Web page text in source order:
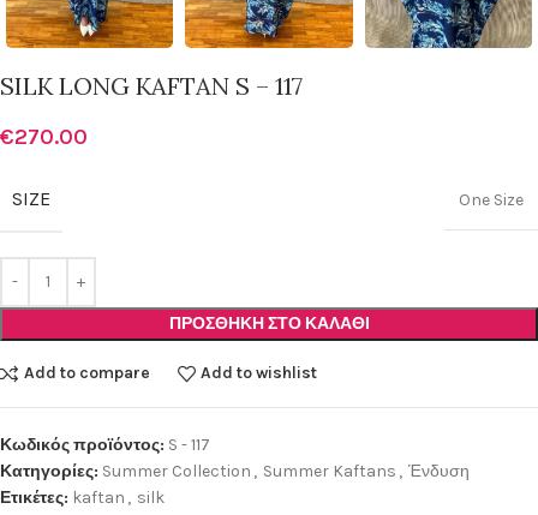
SILK LONG KAFTAN S – 117
€270.00
SIZE One Size
ΠΡΟΣΘΉΚΗ ΣΤΟ ΚΑΛΆΘΙ
Add to compare Add to wishlist
Κωδικός προϊόντος: S - 117
Κατηγορίες: Summer Collection , Summer Kaftans , Ένδυση
Ετικέτες: kaftan , silk